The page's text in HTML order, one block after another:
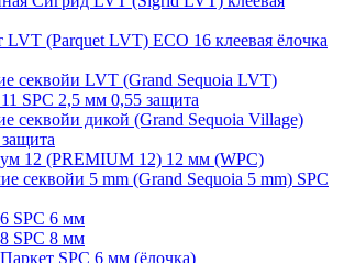
(Parquet LVT) ECO 16 клеевая ёлочка
секвойи LVT (Grand Sequoia LVT)
SPC 2,5 мм 0,55 защита
секвойи дикой (Grand Sequoia Village)
12 (PREMIUM 12) 12 мм (WPC)
секвойи 5 mm (Grand Sequoia 5 mm) SPC
SPC 6 мм
SPC 8 мм
SPC 6 мм (ёлочка)